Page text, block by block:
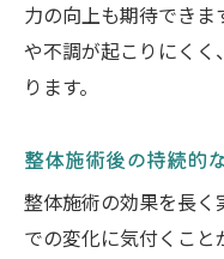
力の向上も期待でき
や不調が起こりにく
ります。
整体施術後の持続的
整体施術の効果を長
での変化に気付くこ